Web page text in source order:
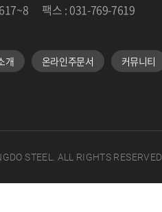
팩스 : 031-769-7619
개 온라인주문서 커뮤니티
STEEL. ALL RIGHTS